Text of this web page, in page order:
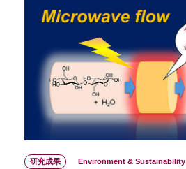
研究成果 Environment & Sustainability